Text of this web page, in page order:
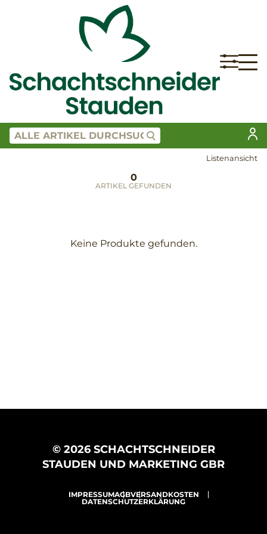
Listenansicht
0
ARTIKEL GEFUNDEN
Keine Produkte gefunden.
© 2026 SCHACHTSCHNEIDER
STAUDEN UND MARKETING GBR
IMPRESSUMAGBVERSANDKOSTEN
DATENSCHUTZERKLÄRUNG